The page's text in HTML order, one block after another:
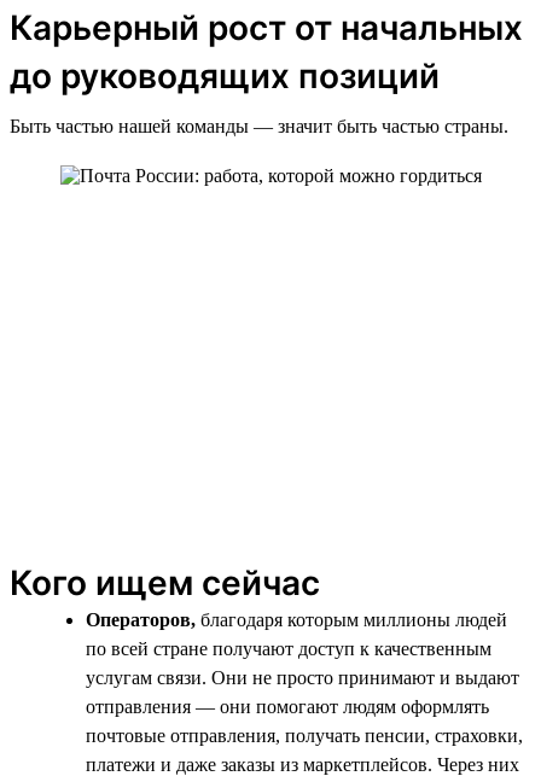
Карьерный рост от начальных
до руководящих позиций
Быть частью нашей команды — значит быть частью страны.
Кого ищем сейчас
Операторов, благодаря которым миллионы людей
по всей стране получают доступ к качественным
услугам связи. Они не просто принимают и выдают
отправления — они помогают людям оформлять
почтовые отправления, получать пенсии, страховки,
платежи и даже заказы из маркетплейсов. Через них